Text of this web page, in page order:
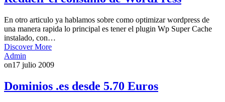
En otro articulo ya hablamos sobre como optimizar wordpress de
una manera rapida lo principal es tener el plugin Wp Super Cache
instalado, con…
Discover More
Admin
on17 julio 2009
Dominios .es desde 5.70 Euros